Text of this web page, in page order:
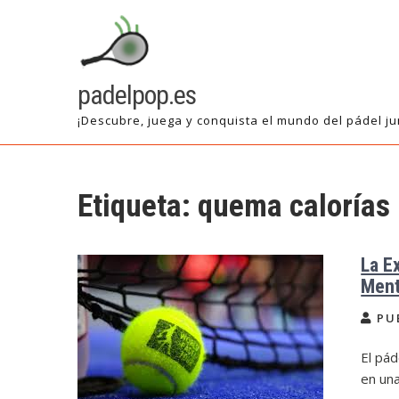
padelpop.es
¡Descubre, juega y conquista el mundo del pádel
Etiqueta: quema calorías
La
El
en